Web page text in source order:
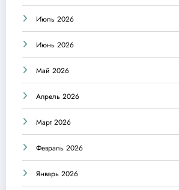
Июль 2026
Июнь 2026
Май 2026
Апрель 2026
Март 2026
Февраль 2026
Январь 2026